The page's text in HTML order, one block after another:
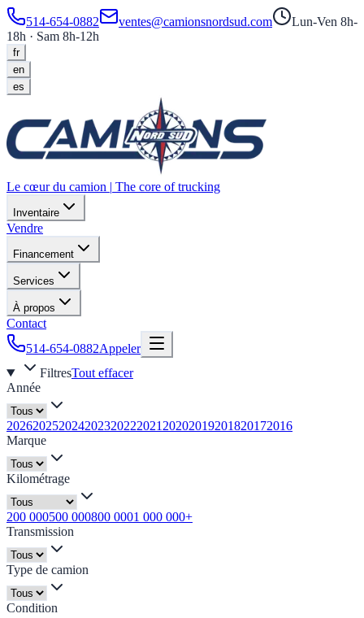
514-654-0882 ventes@camionsnordsud.com
Lun-Ven 8h-
18h · Sam 8h-12h
fr
en
es
Le cœur du camion | The core of trucking
Inventaire
Vendre
Financement
Services
À propos
Contact
514-654-0882Appeler
FiltresTout effacer
Année
202620252024202320222021 20202019201820172016
Marque
Kilométrage
200 000500 000800 0001 000 000+
Transmission
Type de camion
Condition